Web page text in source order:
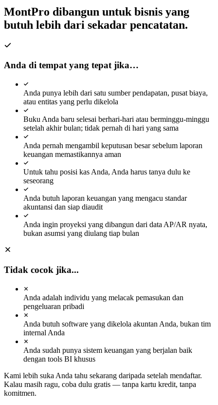
AP OUTSTANDING
Rp0 M
EXPENSES YTD
Rp0M
−12.4% YTD
Revenue & OPEX Trending
Revenue
OPEX
Jun
Nov
Dec
Feb
Mar
AVG OPEX
+5.7% MoM
AVG MARGIN
2.08×
Strong
MontPro dibangun untuk bisnis yang
butuh lebih dari sekadar pencatatan.
Anda di tempat yang tepat jika…
Anda punya lebih dari satu sumber pendapatan, pusat biaya,
atau entitas yang perlu dikelola
Buku Anda baru selesai berhari-hari atau berminggu-minggu
setelah akhir bulan; tidak pernah di hari yang sama
Anda pernah mengambil keputusan besar sebelum laporan
keuangan memastikannya aman
Untuk tahu posisi kas Anda, Anda harus tanya dulu ke
seseorang
Anda butuh laporan keuangan yang mengacu standar
akuntansi dan siap diaudit
Anda ingin proyeksi yang dibangun dari data AP/AR nyata,
bukan asumsi yang diulang tiap bulan
Tidak cocok jika...
Anda adalah individu yang melacak pemasukan dan
pengeluaran pribadi
Anda butuh software yang dikelola akuntan Anda, bukan tim
internal Anda
Anda sudah punya sistem keuangan yang berjalan baik
dengan tools BI khusus
Kami lebih suka Anda tahu sekarang daripada setelah mendaftar.
Kalau masih ragu, coba dulu gratis — tanpa kartu kredit, tanpa
komitmen.